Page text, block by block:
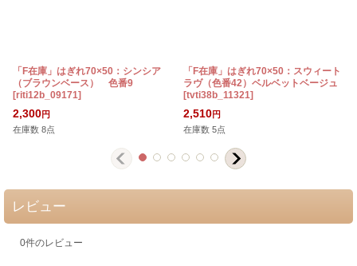
「F在庫」はぎれ70×50：シンシア
（ブラウンベース） 色番9
[riti12b_09171]
2,300円
在庫数 8点
「F在庫」はぎれ70×50：スウィート
ラヴ（色番42）ベルベットベージュ
[tvti38b_11321]
2,510円
在庫数 5点
レビュー
0件のレビュー